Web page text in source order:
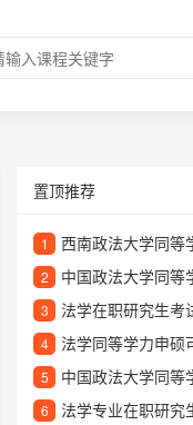
置顶推荐
1 西南政法大学同等
2 中国政法大学同等
3 法学在职研究生考
4 法学同等学力申硕
5 中国政法大学同等
6 法学专业在职研究